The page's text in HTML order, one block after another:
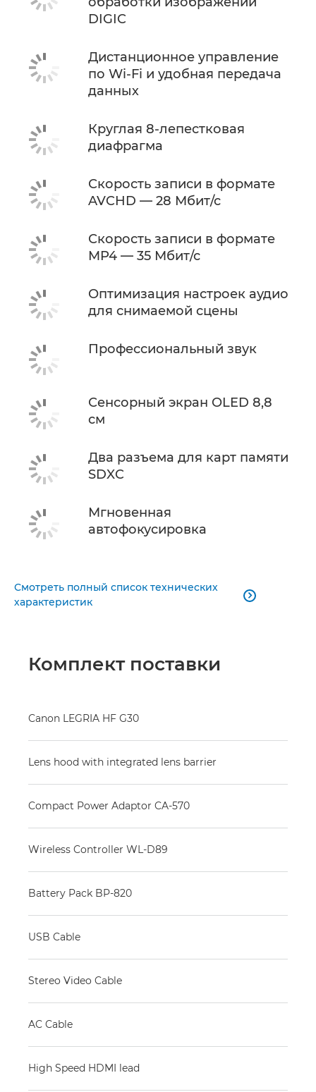
DIGIC
Дистанционное управление
по Wi-Fi и удобная передача
данных
Круглая 8-лепестковая
диафрагма
Скорость записи в формате
AVCHD — 28 Мбит/с
Скорость записи в формате
MP4 — 35 Мбит/с
Оптимизация настроек аудио
для снимаемой сцены
Профессиональный звук
Сенсорный экран OLED 8,8
см
Два разъема для карт памяти
SDXC
Мгновенная
автофокусировка
Смотреть полный список технических
характеристик

Комплект поставки
Canon LEGRIA HF G30
Lens hood with integrated lens barrier
Compact Power Adaptor CA-570
Wireless Controller WL-D89
Battery Pack BP-820
USB Cable
Stereo Video Cable
AC Cable
High Speed HDMI lead